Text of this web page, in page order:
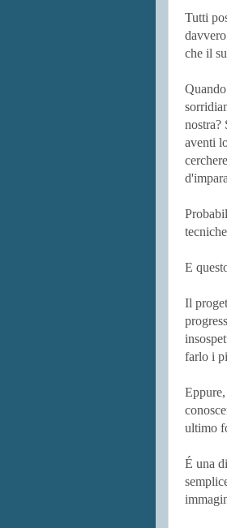
Tutti
che il
nostra?
aventi
E
Il
farlo i
ultimo
É una